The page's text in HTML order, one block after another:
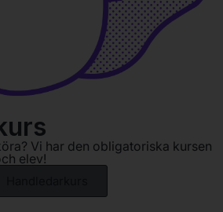
Vi har den obligatoriska kursen
elev!